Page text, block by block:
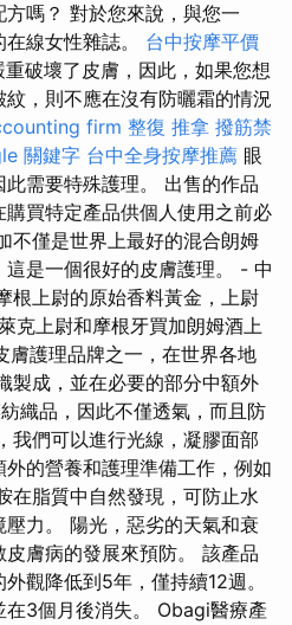
嗎？ 對於您來說，與您一
線女性雜誌。 台中按摩平價
重破壞了皮膚，因此，如果您想
，則不應在沒有防曬霜的情況
firm 整復 推拿 撥筋禁
關鍵字 台中全身按摩推薦 眼
需要特殊護理。 出售的作品
買特定產品供個人使用之前必
不僅是世界上最好的混合朗姆
是一個很好的皮膚護理。 - 中
根上尉的原始香料黃金，上尉
克上尉和摩根牙買加朗姆酒上
護理品牌之一，在世界各地
製成，並在必要的部分中額外
織品，因此不僅透氣，而且防
我們可以進行光線，凝膠面部
的營養和護理準備工作，例如
在脂質中自然發現，可防止水
力。 陽光，惡劣的天氣和衰
膚病的發展來預防。 該產品
觀降低到5年，僅持續12週。
3個月後消失。 Obagi醫療產